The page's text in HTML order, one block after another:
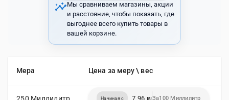
insightsМы сравниваем магазины, акции
и расстояние, чтобы показать, где
выгоднее всего купить товары в
вашей корзине.
Мера Цена за меру \ вес
Начиная с 7,96 ₪За100 Миллилитр